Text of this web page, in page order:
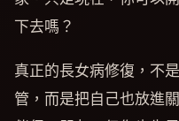
下去嗎？
真正的長女病修復，不
管，而是把自己也放進